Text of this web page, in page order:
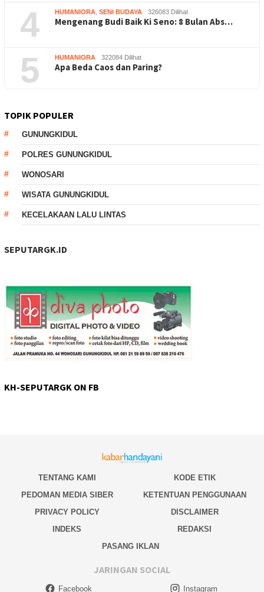
4 HUMANIORA, SENI BUDAYA 326083 Dilihat
Mengenang Budi Baik Ki Seno: 8 Bulan Abs…
5 HUMANIORA 322084 Dilihat
Apa Beda Caos dan Paring?
TOPIK POPULER
GUNUNGKIDUL
POLRES GUNUNGKIDUL
WONOSARI
WISATA GUNUNGKIDUL
KECELAKAAN LALU LINTAS
SEPUTARGK.ID
KH-SEPUTARGK ON FB
TENTANG KAMI
KODE ETIK
PEDOMAN MEDIA SIBER
KETENTUAN PENGGUNAAN
PRIVACY POLICY
DISCLAIMER
INDEKS
REDAKSI
PASANG IKLAN
JARINGAN SOCIAL
Facebook Instagram